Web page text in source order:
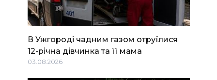
В Ужгороді чадним газом отруїлися
12-річна дівчинка та її мама
03.08.2026